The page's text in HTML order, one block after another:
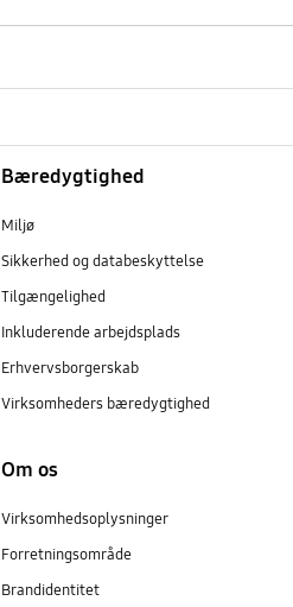
Bæredygtighed
Miljø
Sikkerhed og databeskyttelse
Tilgængelighed
Inkluderende arbejdsplads
Erhvervsborgerskab
Virksomheders bæredygtighed
Om os
Virksomhedsoplysninger
Forretningsområde
Brandidentitet